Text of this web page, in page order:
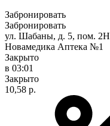
Забронировать
Забронировать
ул. Шабаны, д. 5, пом. 2Н
Новамедика Аптека №1
Закрыто
в 03:01
Закрыто
10,58 р.